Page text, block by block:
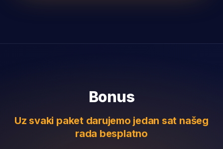
Bonus
Uz svaki paket darujemo jedan sat našeg
rada besplatno